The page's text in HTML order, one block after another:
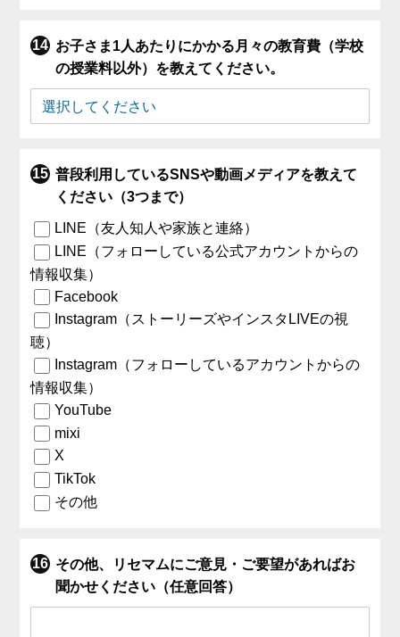
お子さま1人あたりにかかる月々の教育費（学校
の授業料以外）を教えてください。
普段利用しているSNSや動画メディアを教えて
ください（3つまで）
LINE（友人知人や家族と連絡）
LINE（フォローしている公式アカウントからの
情報収集）
Facebook
Instagram（ストーリーズやインスタLIVEの視
聴）
Instagram（フォローしているアカウントからの
情報収集）
YouTube
mixi
X
TikTok
その他
その他、リセマムにご意見・ご要望があればお
聞かせください（任意回答）